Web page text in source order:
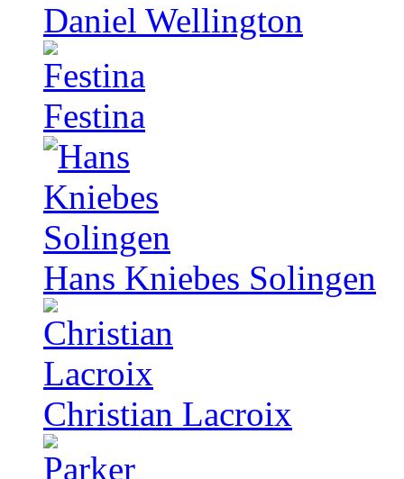
Daniel Wellington
Festina
Hans Kniebes Solingen
Christian Lacroix